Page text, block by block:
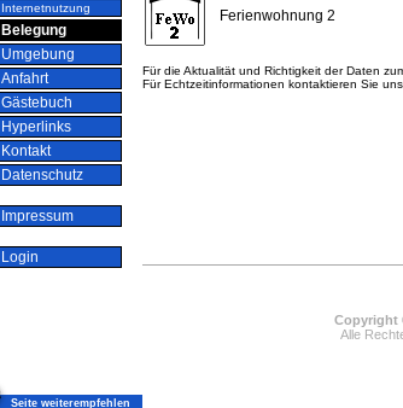
Internetnutzung
Belegung
Umgebung
Anfahrt
Gästebuch
Hyperlinks
Kontakt
Datenschutz
Impressum
Login
Ferienwohnung 2
Für die Aktualität und Richtigkeit der Daten
Für Echtzeitinformationen kontaktieren Sie
Copyright
Alle
Seite weiterempfehlen